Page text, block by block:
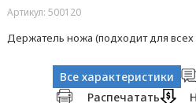
Артикул: 500120
Держатель ножа (подходит для
Все характеристики
Распечатать